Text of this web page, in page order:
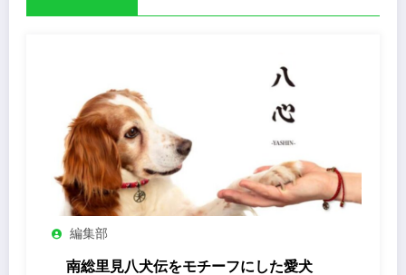
編集部
南総里見八犬伝をモチーフにした愛犬